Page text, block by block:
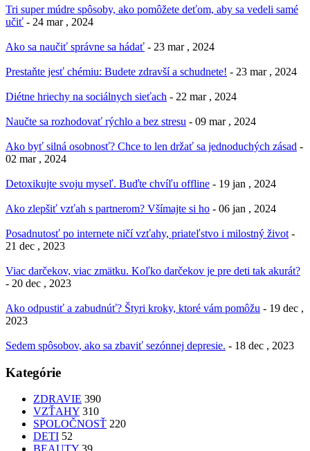
Tri super múdre spôsoby, ako pomôžete deťom, aby sa vedeli samé
učiť - 24 mar , 2024
Ako sa naučiť správne sa hádať - 23 mar , 2024
Prestaňte jesť chémiu: Budete zdravší a schudnete! - 23 mar , 2024
Diétne hriechy na sociálnych sieťach - 22 mar , 2024
Naučte sa rozhodovať rýchlo a bez stresu - 09 mar , 2024
Ako byť silná osobnosť? Chce to len držať sa jednoduchých zásad -
02 mar , 2024
Detoxikujte svoju myseľ. Buďte chvíľu offline - 19 jan , 2024
Ako zlepšiť vzťah s partnerom? Všímajte si ho - 06 jan , 2024
Posadnutosť po internete ničí vzťahy, priateľstvo i milostný život -
21 dec , 2023
Viac darčekov, viac zmätku. Koľko darčekov je pre deti tak akurát?
- 20 dec , 2023
Ako odpustiť a zabudnúť? Štyri kroky, ktoré vám pomôžu - 19 dec ,
2023
Sedem spôsobov, ako sa zbaviť sezónnej depresie. - 18 dec , 2023
Kategórie
ZDRAVIE 390
VZŤAHY 310
SPOLOČNOSŤ 220
DETI 52